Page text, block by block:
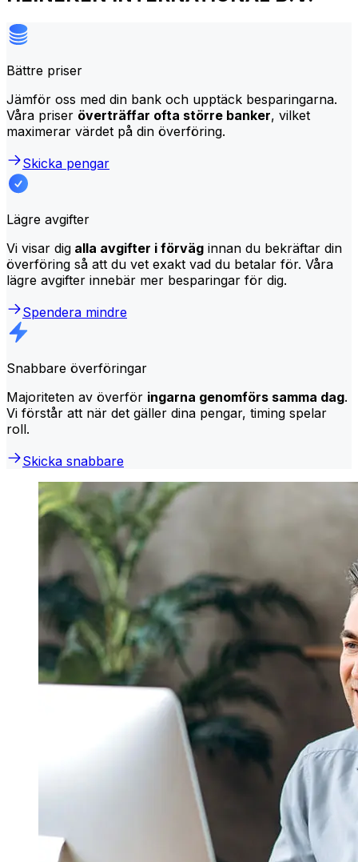
Bättre priser
Jämför oss med din bank och upptäck besparingarna.
Våra priser överträffar ofta större banker, vilket
maximerar värdet på din överföring.
Skicka pengar
Lägre avgifter
Vi visar dig alla avgifter i förväg innan du bekräftar din
överföring så att du vet exakt vad du betalar för. Våra
lägre avgifter innebär mer besparingar för dig.
Spendera mindre
Snabbare överföringar
Majoriteten av överför ingarna genomförs samma dag.
Vi förstår att när det gäller dina pengar, timing spelar
roll.
Skicka snabbare